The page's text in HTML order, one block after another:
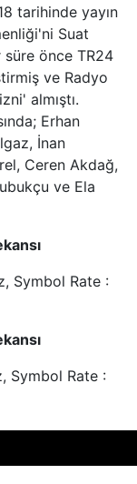
tarihinde yayın
Suat
süre önce TR24
ve Radyo
almıştı.
Erhan
İnan
Ceren Akdağ,
ve Ela
Symbol Rate :
Symbol Rate :